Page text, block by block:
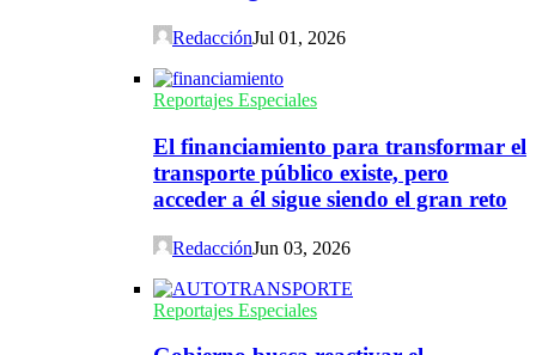
RedacciónJul 01, 2026
Reportajes Especiales
El financiamiento para transformar el
transporte público existe, pero
acceder a él sigue siendo el gran reto
RedacciónJun 03, 2026
Reportajes Especiales